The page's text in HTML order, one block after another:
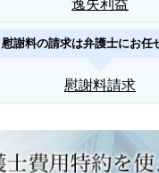
逸失利益
慰謝料の請求は弁護士にお任
慰謝料請求